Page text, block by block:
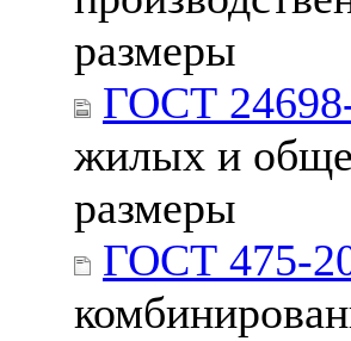
размеры
ГОСТ
жилых и
размеры
ГОСТ 475-